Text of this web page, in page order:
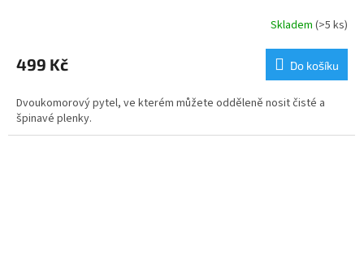
Skladem (>5 ks)
499 Kč Do košíku
Dvoukomorový pytel, ve kterém můžete odděleně nosit čisté a
špinavé plenky.